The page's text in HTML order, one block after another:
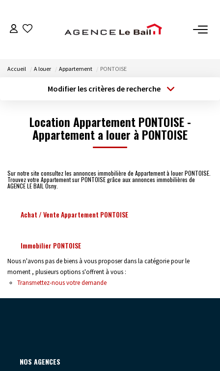
GESTION
Espace Locataire
NOTRE AGENCE
Accueil A louer Appartement PONTOISE
Modifier les critères de recherche
Sélectionnez...
Type de bien
Surface min
Créer une alerte
Location Appartement PONTOISE -
Appartement a louer à PONTOISE
Sur notre site consultez les annonces immobilière de Appartement à louer PONTOISE.
Trouvez votre Appartement sur PONTOISE grâce aux annonces immobilières de
AGENCE LE BAIL Osny.
Achat / Vente Appartement PONTOISE
Immobilier PONTOISE
Nous n'avons pas de biens à vous proposer dans la catégorie pour le
moment , plusieurs options s'offrent à vous :
Transmettez-nous votre demande
NOS AGENCES